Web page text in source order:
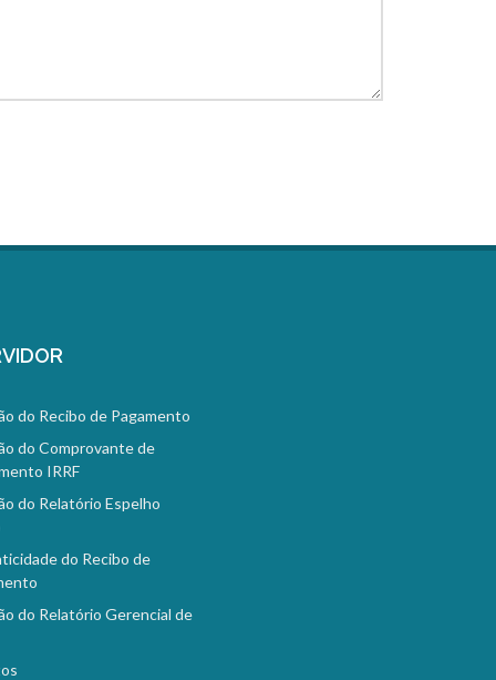
do Recibo de Pagamento
do Comprovante de
IRRF
do Relatório Espelho
do Recibo de
do Relatório Gerencial de